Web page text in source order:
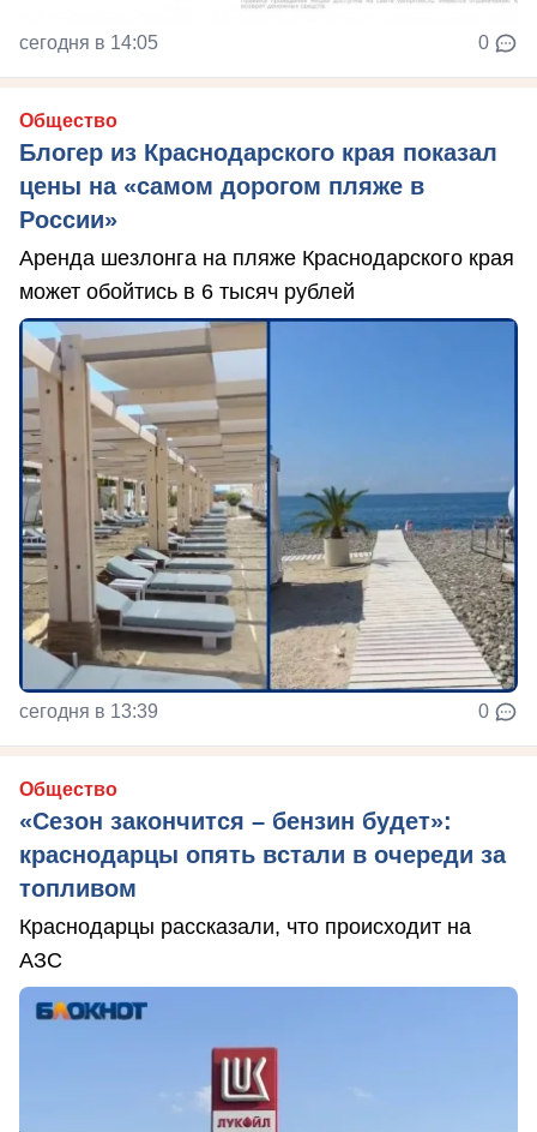
сегодня в 14:05 0
Общество
Блогер из Краснодарского края показал
цены на «самом дорогом пляже в
России»
Аренда шезлонга на пляже Краснодарского края
может обойтись в 6 тысяч рублей
сегодня в 13:39 0
Общество
«Сезон закончится – бензин будет»:
краснодарцы опять встали в очереди за
топливом
Краснодарцы рассказали, что происходит на
АЗС